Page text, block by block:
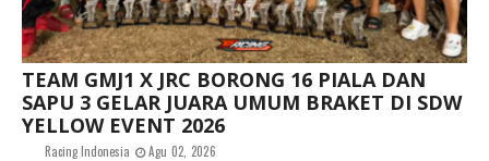
TEAM GMJ1 X JRC BORONG 16 PIALA DAN
SAPU 3 GELAR JUARA UMUM BRAKET DI SDW
YELLOW EVENT 2026
Racing Indonesia Agu 02, 2026